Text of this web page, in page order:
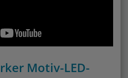
Motiv-LED-